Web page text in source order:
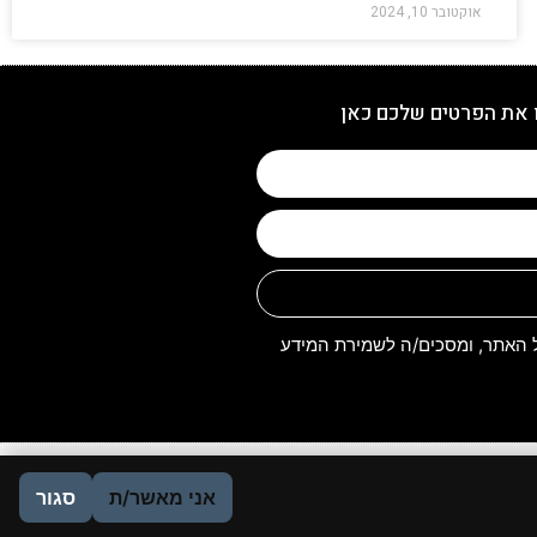
אוקטובר 10, 2024
את הפרטים שלכם כאן
האתר, ומסכים/ה לשמירת המידע
אני מאשר/ת סגור